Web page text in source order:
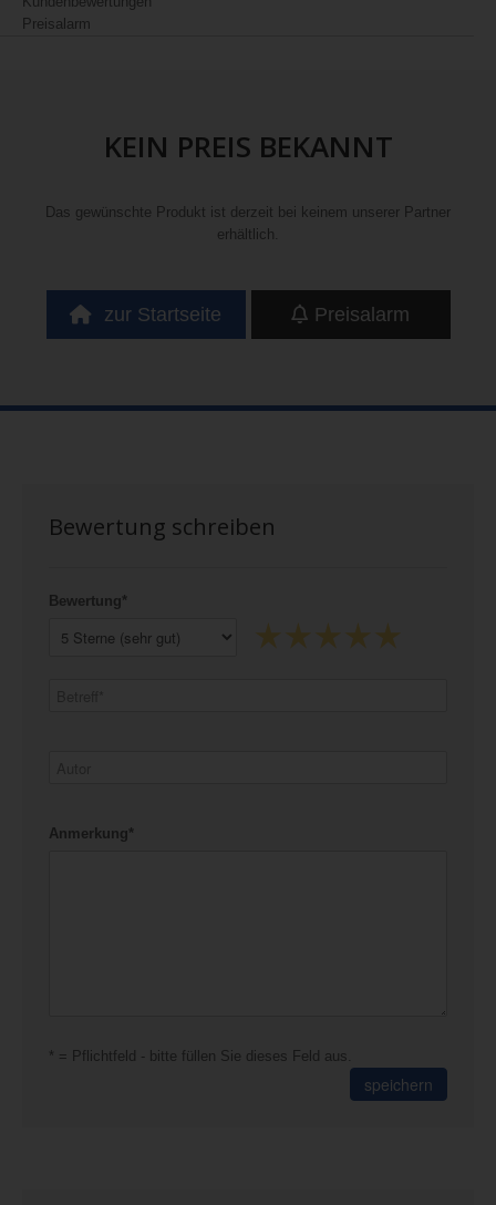
Preisalarm
KEIN PREIS BEKANNT
Das gewünschte Produkt ist derzeit bei keinem unserer Partner
erhältlich.
zur Startseite Preisalarm
Bewertung schreiben
Bewertung*
Anmerkung*
* = Pflichtfeld - bitte füllen Sie dieses Feld aus.
speichern